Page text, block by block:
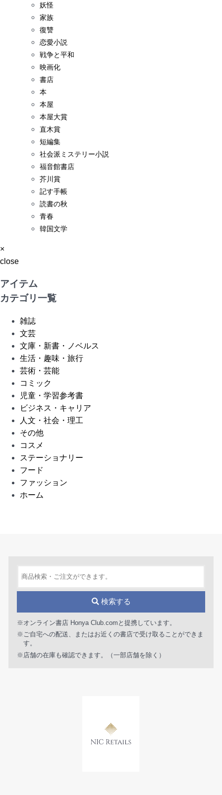
妖怪
家族
復讐
恋愛小説
戦争と平和
映画化
書店
本
本屋
本屋大賞
直木賞
短編集
社会派ミステリー小説
福音館書店
芥川賞
記す手帳
読書の秋
青春
韓国文学
×
close
アイテム
カテゴリ一覧
雑誌
文芸
文庫・新書・ノベルス
生活・趣味・旅行
芸術・芸能
コミック
児童・学習参考書
ビジネス・キャリア
人文・社会・理工
その他
コスメ
ステーショナリー
フード
ファッション
ホーム
検索する
※オンライン書店 Honya Club.comと提携しています。
※ご自宅への配送、またはお近くの書店で受け取ることができま
す。
※店舗の在庫も確認できます。（一部店舗を除く）